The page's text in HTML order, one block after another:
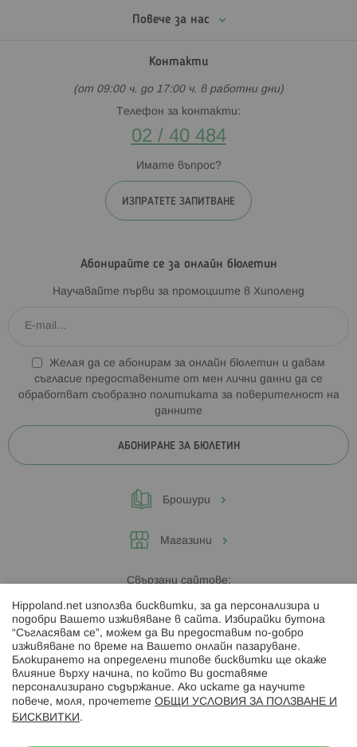
Повече за нас
Контакти
(от 09:00 ч. до 17:00 ч. в работни дни)
Телефон за контакти:
02 / 40 484
Имате въпрос?
ИЗПРАТЕТЕ ЗАПИТВАНЕ
Абонирайте се за онлайн бюлетин
Научавайте първи за промоциите в Хиполенд
Желая да се абонирам за онлайн бюлетин и давам
съгласие предоставените от мен лични данни да се
обработват съобразно политиката за поверителност на
данните
АБОНИРАНЕ ЗА БЮЛЕТИН
Брошури
Магазини
Свързани сайтове:
Hippoland.ro
Последвайте ни:
Hippoland.net използва бисквитки, за да персонализира и
подобри Вашето изживяване в сайта. Избирайки бутона
“Съгласявам се”, можем да Ви предоставим по-добро
изживяване по време на Вашето онлайн пазаруване.
Блокирането на определени типове бисквитки ще окаже
влияние върху начина, по който Ви доставяме
персонализирано съдържание. Ако искате да научите
повече, моля, прочетете ОБЩИ УСЛОВИЯ ЗА ПОЛЗВАНЕ И
БИСКВИТКИ .